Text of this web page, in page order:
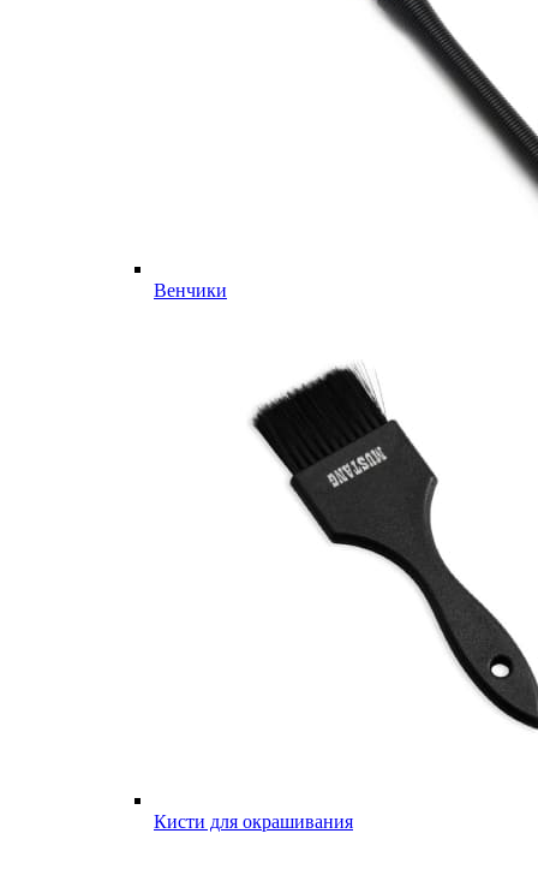
Венчики
Кисти для окрашивания